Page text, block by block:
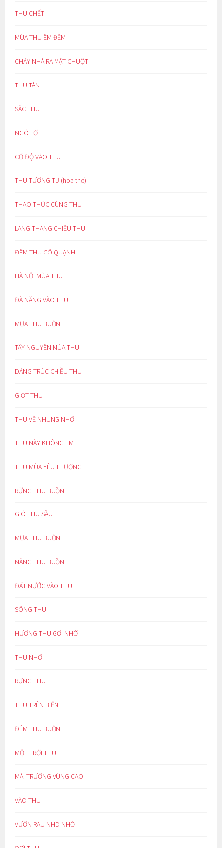
THU CHẾT
MÙA THU ÊM ĐỀM
CHÁY NHÀ RA MẶT CHUỘT
THU TÀN
SẮC THU
NGÓ LƠ
CỔ ĐỘ VÀO THU
THU TƯƠNG TƯ (hoạ thơ)
THAO THỨC CÙNG THU
LANG THANG CHIỀU THU
ĐÊM THU CÔ QUẠNH
HÀ NỘI MÙA THU
ĐÀ NẴNG VÀO THU
MƯA THU BUỒN
TÂY NGUYÊN MÙA THU
DÁNG TRÚC CHIỀU THU
GIỌT THU
THU VỀ NHUNG NHỚ
THU NÀY KHÔNG EM
THU MÙA YÊU THƯƠNG
RỪNG THU BUỒN
GIÓ THU SẦU
MƯA THU BUỒN
NẮNG THU BUỒN
ĐẤT NƯỚC VÀO THU
SÔNG THU
HƯƠNG THU GỢI NHỚ
THU NHỚ
RỪNG THU
THU TRÊN BIỂN
ĐÊM THU BUỒN
MỘT TRỜI THU
MÁI TRƯỜNG VÙNG CAO
VÀO THU
VƯỜN RAU NHO NHỎ